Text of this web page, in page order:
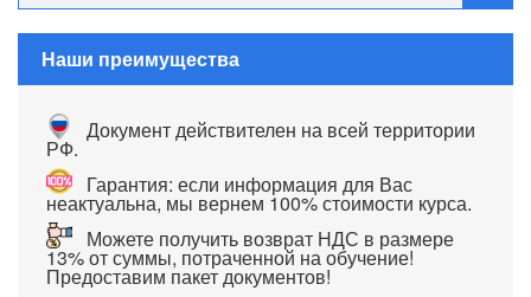
Наши преимущества
Документ действителен на всей территории
РФ.
Гарантия: если информация для Вас
неактуальна, мы вернем 100% стоимости курса.
Можете получить возврат НДС в размере
13% от суммы, потраченной на обучение!
Предоставим пакет документов!